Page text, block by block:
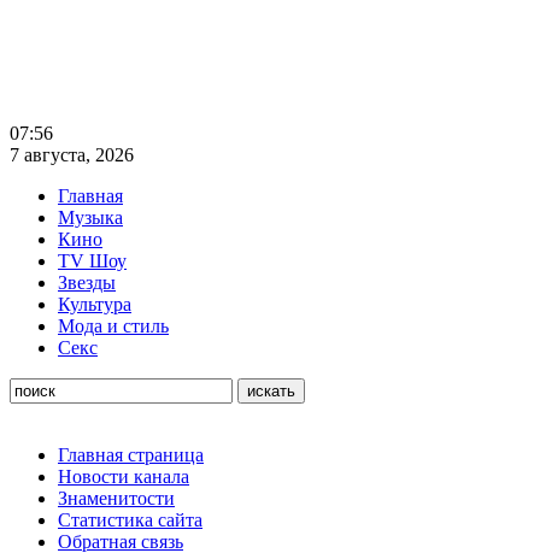
07:56
7 августа, 2026
Главная
Музыка
Кино
TV Шоу
Звезды
Культура
Мода и стиль
Секс
Главная страница
Новости канала
Знаменитости
Статистика сайта
Обратная связь